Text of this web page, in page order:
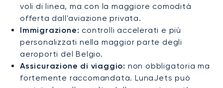
voli di linea, ma con la maggiore comodità
offerta dall'aviazione privata.
Immigrazione: controlli accelerati e più
personalizzati nella maggior parte degli
aeroporti del Belgio.
Assicurazione di viaggio: non obbligatoria ma
fortemente raccomandata. LunaJets può